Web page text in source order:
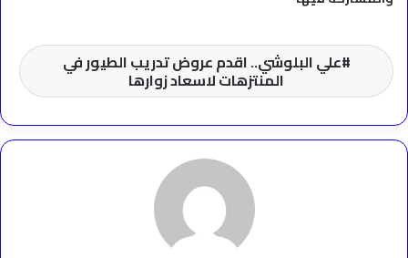
علي البلوشي.. اقدم عروض تدريب الطيور في
المنتزهات لاسعاد زوارها